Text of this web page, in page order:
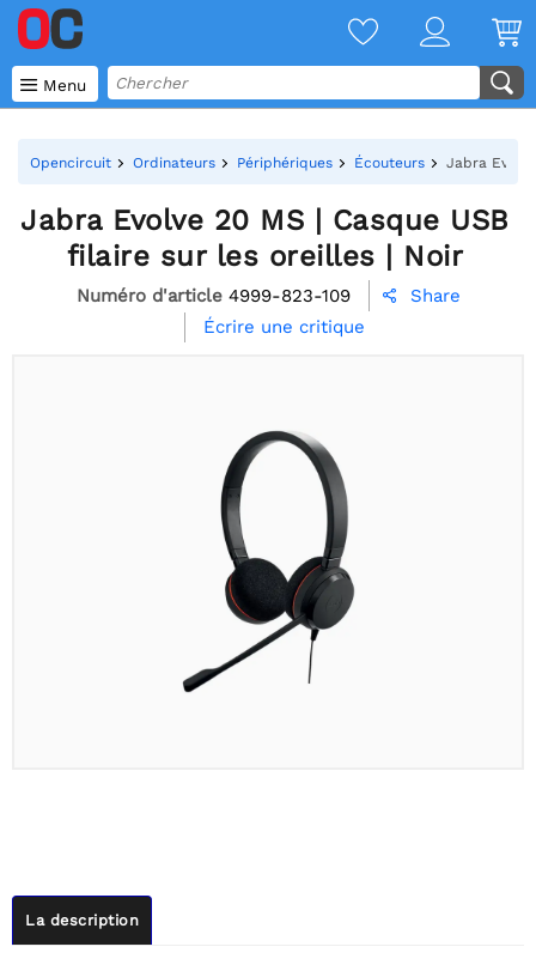
 Menu
Opencircuit Ordinateurs Périphériques Écouteurs Jabra
Jabra Evolve 20 MS | Casque USB
filaire sur les oreilles | Noir
Numéro d'article 4999-823-109 
Share
Écrire une critique
La description